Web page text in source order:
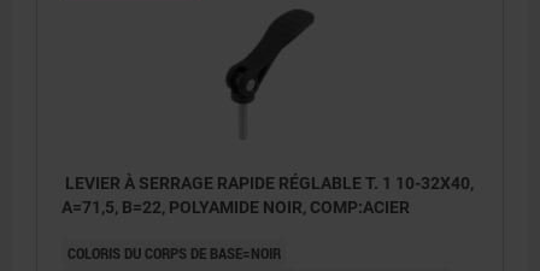
LEVIER À SERRAGE RAPIDE RÉGLABLE T. 1 10-32X40,
A=71,5, B=22, POLYAMIDE NOIR, COMP:ACIER
COLORIS DU CORPS DE BASE=NOIR